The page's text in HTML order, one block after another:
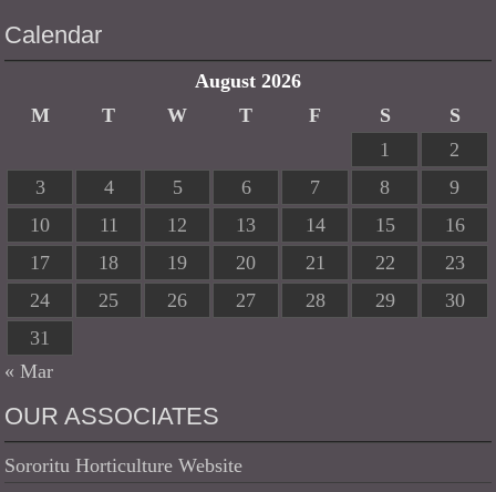
Calendar
August 2026
M
T W T F S
S
1
2
3
4 5 6 7 8
9
10
11 12 13 14 15
16
17
18 19 20 21 22
23
24
25 26 27 28 29
30
31
« Mar
OUR ASSOCIATES
Sororitu Horticulture Website